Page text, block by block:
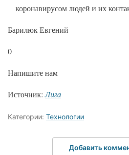
коронавирусом людей и их
Барилюк Евгений
0
Напишите нам
Источник:Лига
Категории: Технологии
Добавить